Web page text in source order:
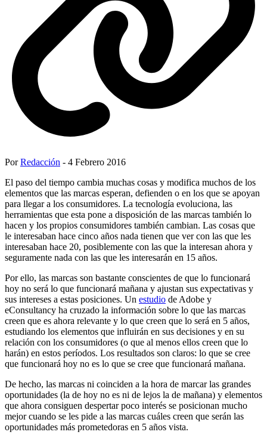
PorRedacción - 4 Febrero 2016
El paso del tiempo cambia muchas cosas y modifica muchos de los
elementos que las marcas esperan, defienden o en los que se apoyan
para llegar a los consumidores. La tecnología evoluciona, las
herramientas que esta pone a disposición de las marcas también lo
hacen y los propios consumidores también cambian. Las cosas que
le interesaban hace cinco años nada tienen que ver con las que les
interesaban hace 20, posiblemente con las que la interesan ahora y
seguramente nada con las que les interesarán en 15 años.
Por ello, las marcas son bastante conscientes de que lo funcionará
hoy no será lo que funcionará mañana y ajustan sus expectativas y
sus intereses a estas posiciones. Un estudio de Adobe y
eConsultancy ha cruzado la información sobre lo que las marcas
creen que es ahora relevante y lo que creen que lo será en 5 años,
estudiando los elementos que influirán en sus decisiones y en su
relación con los consumidores (o que al menos ellos creen que lo
harán) en estos períodos. Los resultados son claros: lo que se cree
que funcionará hoy no es lo que se cree que funcionará mañana.
De hecho, las marcas ni coinciden a la hora de marcar las grandes
oportunidades (la de hoy no es ni de lejos la de mañana) y elementos
que ahora consiguen despertar poco interés se posicionan mucho
mejor cuando se les pide a las marcas cuáles creen que serán las
oportunidades más prometedoras en 5 años vista.